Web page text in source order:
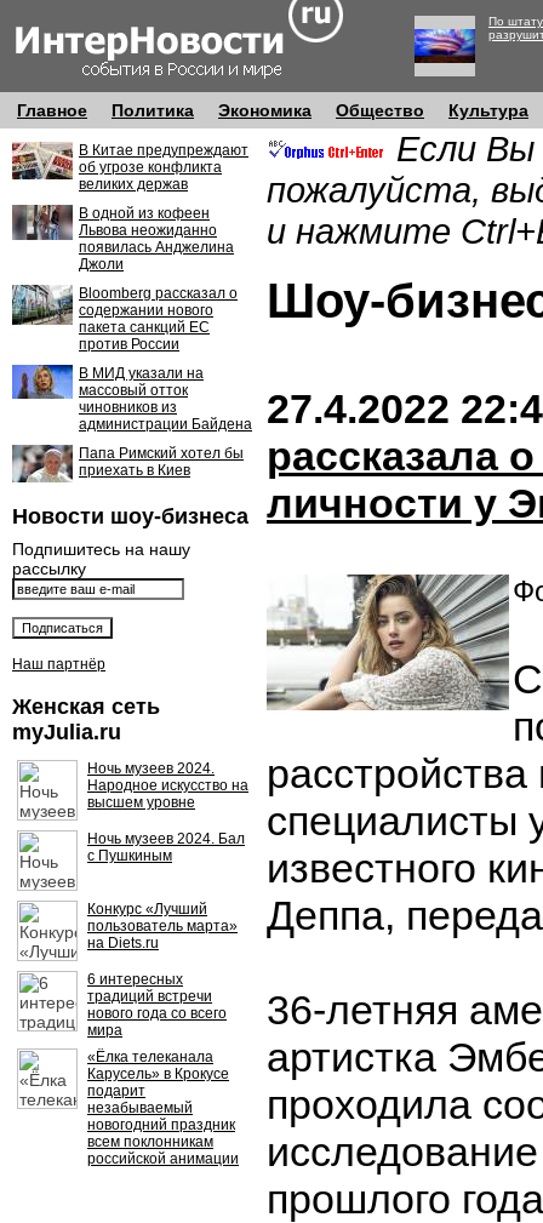
По
Главное Политика Экономика Общество Культура
В Китае предупреждают
об угрозе конфликта
великих держав
В одной из кофеен
Львова неожиданно
появилась Анджелина
Джоли
Bloomberg рассказал о
содержании нового
пакета санкций ЕС
против России
В МИД указали на
массовый отток
чиновников из
администрации Байдена
Папа Римский хотел бы
приехать в Киев
Новости шоу-бизнеса
Подпишитесь на нашу
рассылку
Наш партнёр
Женская сеть
myJulia.ru
Ночь музеев 2024.
Народное искусство на
высшем уровне
Ночь музеев 2024. Бал
с Пушкиным
Конкурс «Лучший
пользователь марта»
на Diets.ru
6 интересных
традиций встречи
нового года со всего
мира
«Ёлка телеканала
Карусель» в Крокусе
подарит
незабываемый
новогодний праздник
всем поклонникам
российской анимации
Если Вы
пожалуйста,
и нажмите
Шоу-
27.4.2022
рассказала
личности у
специалисты
известного
Деппа,
36-летняя
артистка
проходила
прошлого